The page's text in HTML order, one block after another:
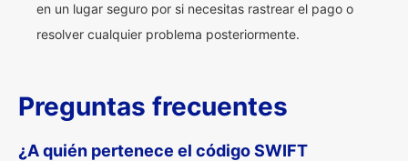
en un lugar seguro por si necesitas rastrear el pago o
resolver cualquier problema posteriormente.
Preguntas frecuentes
¿A quién pertenece el código SWIFT